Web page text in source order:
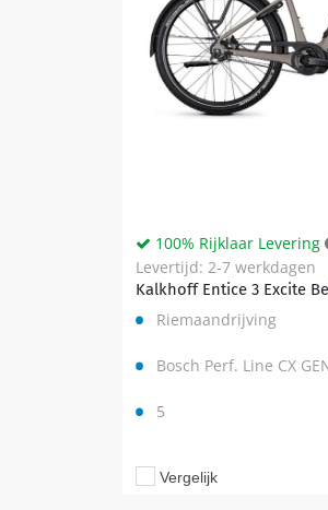
Kalkhoff Entice 3 Excite
100% Rijklaar Levering
Levertijd: 2-7 werkdagen
Riemaandrijving
Bosch Perf. Line CX
5
Vergelijk